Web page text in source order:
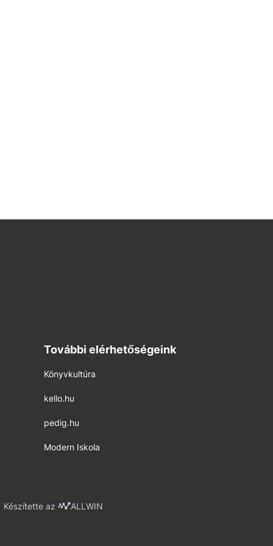
További elérhetőségeink
Könyvkultúra
kello.hu
pedig.hu
Modern Iskola
Készítette az ALLWIN